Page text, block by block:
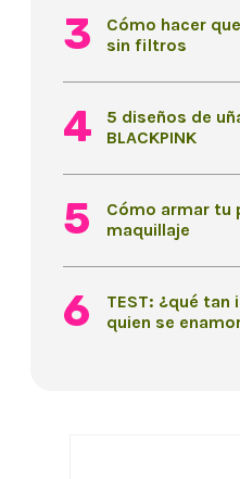
Cómo hacer
sin filtros
5 diseños de
BLACKPINK
Cómo armar tu
maquillaje
TEST: ¿qué tan
quien se